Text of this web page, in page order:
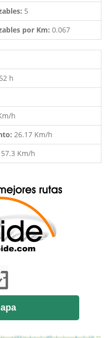
5
por Km: 0.067
h
h
26.17 Km/h
57.3 Km/h